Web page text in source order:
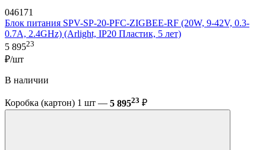
046171
Блок питания SPV-SP-20-PFC-ZIGBEE-RF (20W, 9-42V, 0.3-
0.7A, 2.4GHz) (Arlight, IP20 Пластик, 5 лет)
5 89523
₽/шт
В наличии
Коробка (картон) 1 шт — 5 89523 ₽